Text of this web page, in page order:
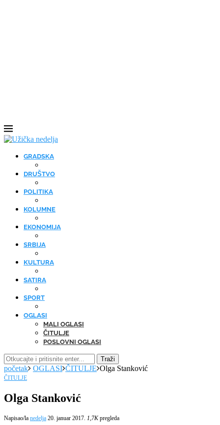
GRADSKA
DRUŠTVO
POLITIKA
KOLUMNE
EKONOMIJA
SRBIJA
KULTURA
SATIRA
SPORT
OGLASI
MALI OGLASI
ČITULJE
POSLOVNI OGLASI
Traži
početak OGLASI ČITULJE Olga Stanković
ČITULJE
Olga Stanković
Napisao/la nedelja 20. januar 2017. 1,7Kpregleda